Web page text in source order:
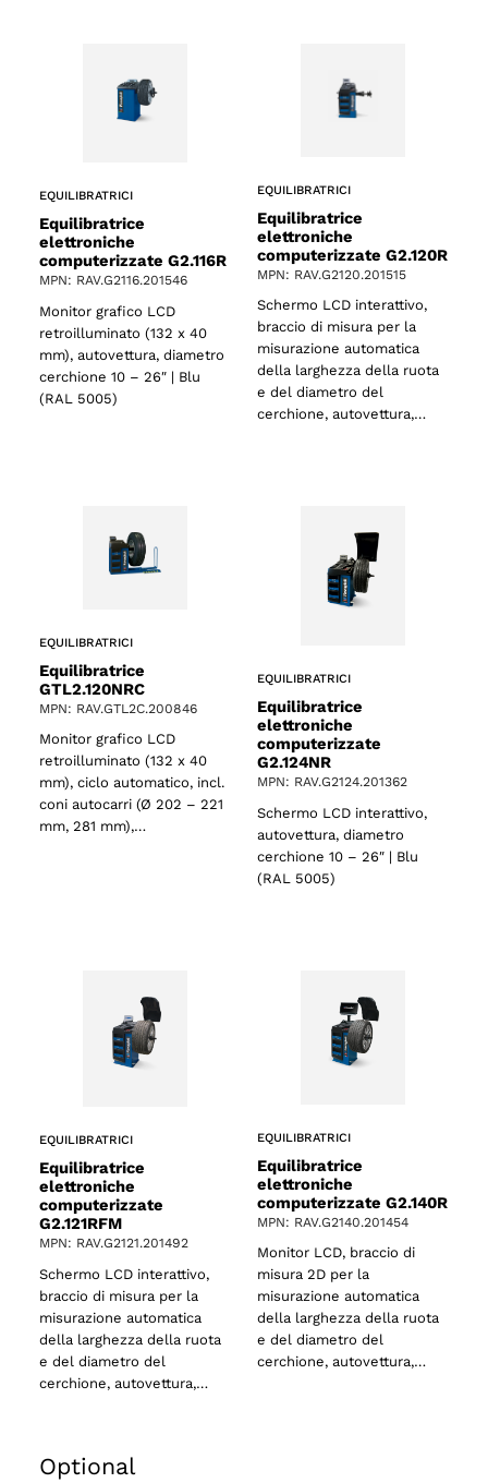
EQUILIBRATRICI
Equilibratrice
elettroniche
computerizzate G2.116R
MPN: RAV.G2116.201546
Monitor grafico LCD
retroilluminato (132 x 40
mm), autovettura, diametro
cerchione 10 – 26″ | Blu
(RAL 5005)
EQUILIBRATRICI
Equilibratrice
elettroniche
computerizzate G2.120R
MPN: RAV.G2120.201515
Schermo LCD interattivo,
braccio di misura per la
misurazione automatica
della larghezza della ruota
e del diametro del
cerchione, autovettura,…
EQUILIBRATRICI
Equilibratrice
GTL2.120NRC
MPN: RAV.GTL2C.200846
Monitor grafico LCD
retroilluminato (132 x 40
mm), ciclo automatico, incl.
coni autocarri (Ø 202 – 221
mm, 281 mm),…
EQUILIBRATRICI
Equilibratrice
elettroniche
computerizzate
G2.124NR
MPN: RAV.G2124.201362
Schermo LCD interattivo,
autovettura, diametro
cerchione 10 – 26″ | Blu
(RAL 5005)
EQUILIBRATRICI
Equilibratrice
elettroniche
computerizzate
G2.121RFM
MPN: RAV.G2121.201492
Schermo LCD interattivo,
braccio di misura per la
misurazione automatica
della larghezza della ruota
e del diametro del
cerchione, autovettura,…
EQUILIBRATRICI
Equilibratrice
elettroniche
computerizzate G2.140R
MPN: RAV.G2140.201454
Monitor LCD, braccio di
misura 2D per la
misurazione automatica
della larghezza della ruota
e del diametro del
cerchione, autovettura,…
Optional